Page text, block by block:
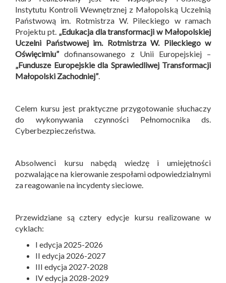
Instytutu Kontroli Wewnętrznej z Małopolską Uczelnią
Państwową im. Rotmistrza W. Pileckiego w ramach
Projektu pt. „Edukacja dla transformacji w Małopolskiej
Uczelni Państwowej im. Rotmistrza W. Pileckiego w
Oświęcimiu”dofinansowanego z Unii Europejskiej –
„Fundusze Europejskie dla Sprawiedliwej Transformacji
Małopolski Zachodniej”.
Celem kursu jest praktyczne przygotowanie słuchaczy
do wykonywania czynności Pełnomocnika ds.
Cyberbezpieczeństwa.
Absolwenci kursu nabędą wiedzę i umiejętności
pozwalające na kierowanie zespołami odpowiedzialnymi
za reagowanie na incydenty sieciowe.
Przewidziane są cztery edycje kursu realizowane w
cyklach:
I edycja 2025-2026
II edycja 2026-2027
III edycja 2027-2028
IV edycja 2028-2029